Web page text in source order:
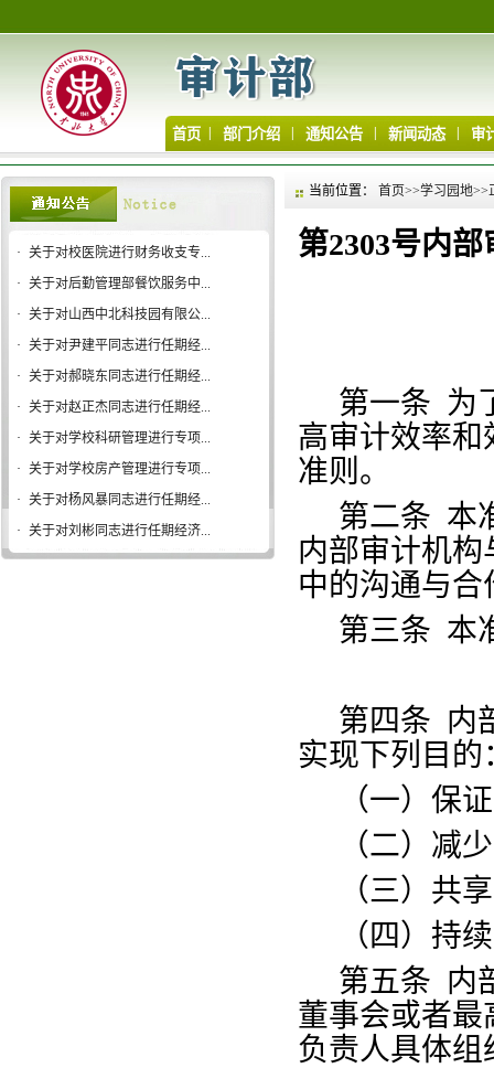
首页 部门介绍 通知公告 新闻动态 审
· 关于对校医院进行财务收支专...
· 关于对后勤管理部餐饮服务中...
· 关于对山西中北科技园有限公...
· 关于对尹建平同志进行任期经...
· 关于对郝晓东同志进行任期经...
· 关于对赵正杰同志进行任期经...
· 关于对学校科研管理进行专项...
· 关于对学校房产管理进行专项...
· 关于对杨风暴同志进行任期经...
· 关于对刘彬同志进行任期经济...
当前位置： 首页>>学习园地>>
第2303号内
第一条 为
高审计效率
准则。
第二条 本
内部审计机
中的沟通与合
第三条 本
第四条 内
实现下列目的
（一）保
（二）减
（三）共
（四）持
第五条 内
董事会或者
负责人具体组